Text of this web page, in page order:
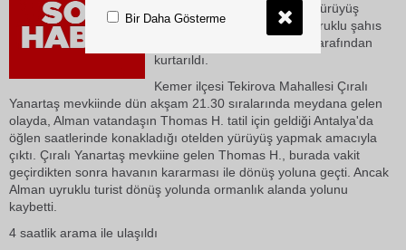
Antalya'da ormanlık alanda yürüyüş
yaparken kaybolan Alman uyruklu şahıs
AFAD ve Jandarma ekipleri tarafından
kurtarıldı.
Kemer ilçesi Tekirova Mahallesi Çıralı
Yanartaş mevkiinde dün akşam 21.30 sıralarında meydana gelen
olayda, Alman vatandaşın Thomas H. tatil için geldiği Antalya'da
öğlen saatlerinde konakladığı otelden yürüyüş yapmak amacıyla
çıktı. Çıralı Yanartaş mevkiine gelen Thomas H., burada vakit
geçirdikten sonra havanın kararması ile dönüş yoluna geçti. Ancak
Alman uyruklu turist dönüş yolunda ormanlık alanda yolunu
kaybetti.
4 saatlik arama ile ulaşıldı
Bir Daha Gösterme